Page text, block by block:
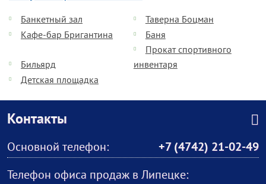
Банкетный зал
Таверна Боцман
Кафе-бар Бригантина
Баня
Бильярд
Прокат спортивного
инвентаря
Детская площадка
Контакты
Основной телефон:
+7 (4742) 21-02-49
Телефон офиса продаж в Липецке: